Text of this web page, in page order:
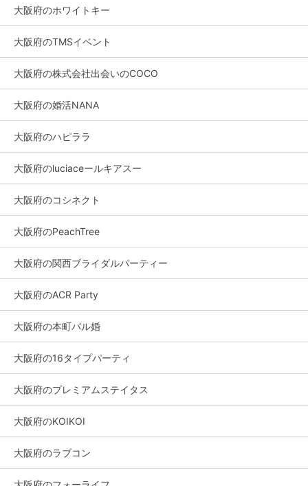
大阪府のホワイトキー
大阪府のTMSイベント
大阪府の株式会社出会いのCOCO
大阪府の婚活NANA
大阪府のハピララ
大阪府のluciaceールキアスー
大阪府のコシネクト
大阪府のPeachTree
大阪府の関西ブライダルパーティー
大阪府のACR Party
大阪府の本町バル婚
大阪府の16タイプパーティ
大阪府のプレミアムステイタス
大阪府のKOIKOI
大阪府のラブコン